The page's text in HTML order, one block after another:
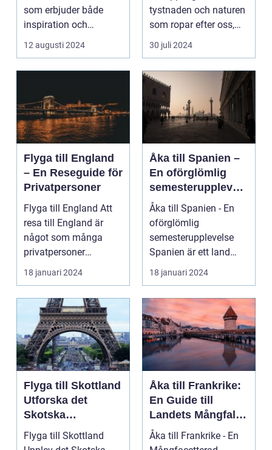
som erbjuder både
inspiration och
avkoppling? Tylös...
12 augusti 2024
tystnaden och naturen
som ropar efter oss,
och svaret är ofta ...
30 juli 2024
Flyga till England
– En Reseguide för
Privatpersoner
Flyga till England Att
resa till England är
något som många
privatpersoner
drömmer om. Landet
har e...
18 januari 2024
Åka till Spanien –
En oförglömlig
semesterupplevels
e
Åka till Spanien - En
oförglömlig
semesterupplevelse
Spanien är ett land
som lockar miljontals
männ...
18 januari 2024
Flyga till Skottland
Utforska det
Skotska
Höglandets
Skönhet
Flyga till Skottland
Åka till Frankrike:
En Guide till
Landets Mångfald
och Attraktioner
Åka till Frankrike - En